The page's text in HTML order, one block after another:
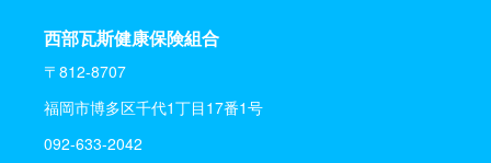
西部瓦斯健康保険組合
〒812-8707
福岡市博多区千代1丁目17番1号
092-633-2042